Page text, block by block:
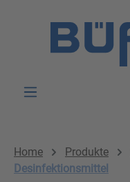
Home Produkte
Desinfektionsmittel